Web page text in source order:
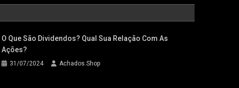
O Que São Dividendos? Qual Sua Relação Com As
Ações?
31/07/2024 Achados.Shop